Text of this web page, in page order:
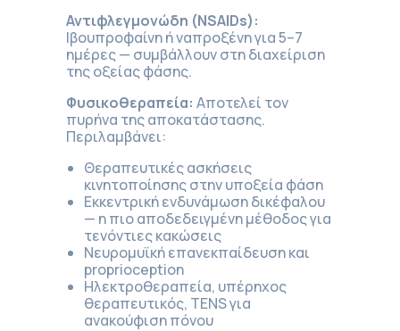
Αντιφλεγμονώδη (NSAIDs):
Ιβουπροφαίνη ή ναπροξένη για 5–7
ημέρες — συμβάλλουν στη διαχείριση
της οξείας φάσης.
Φυσικοθεραπεία: Αποτελεί τον
πυρήνα της αποκατάστασης.
Περιλαμβάνει:
Θεραπευτικές ασκήσεις
κινητοποίησης στην υποξεία φάση
Εκκεντρική ενδυνάμωση δικέφαλου
— η πιο αποδεδειγμένη μέθοδος για
τενόντιες κακώσεις
Νευρομυϊκή επανεκπαίδευση και
proprioception
Ηλεκτροθεραπεία, υπέρηχος
θεραπευτικός, TENS για
ανακούφιση πόνου